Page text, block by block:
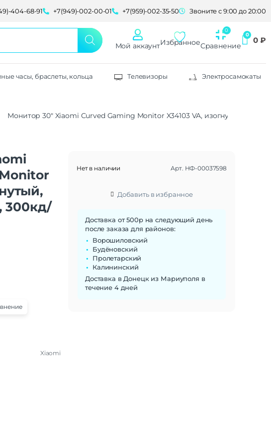
404-68-91 +7(949)-002-00-01 +7(959)-002-35-50 Звоните с 9:00 до 20:00
Мой аккаунтИзбранноеСравнение
0 ₽
часы, браслеты, кольца Телевизоры Электросамокаты
Монитор 30″ Xiaomi Curved Gaming Monitor X34103 VA, изогнутый,
300кд/
Xiaomi
Нет в наличии Арт. НФ-00037598
Добавить в избранное
Доставка от 500р на следующий день
после заказа для районов:
Ворошиловский
Будёновский
Пролетарский
Калининский
Доставка в Донецк из Мариуполя в
течение 4 дней